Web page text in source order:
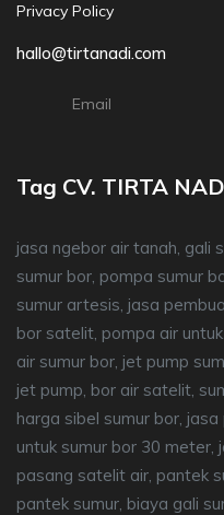
Privacy Policy
hallo@tirtanadi.com
Email
Tag CV. TIRTA
jasa ngebor air tanah, gali
sumur bor, pompa sumur
sumur artesis, jasa
bor satelit, pompa air
air sumur bor, jet pump
jet pump, bor air satelit,
harga sibel sumur bor,
untuk sumur bor 30 meter,
pasang satelit air, pantek
pantek sumur, biaya gali